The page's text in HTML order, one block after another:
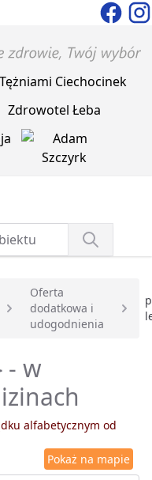
Oferta
dodatkowa i
udogodnienia
- w
alfabetycznym od
Pokaż na mapie